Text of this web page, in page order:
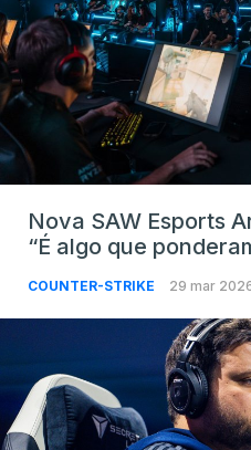
Nova SAW Esports
“É algo que
COUNTER-STRIKE 29 mar